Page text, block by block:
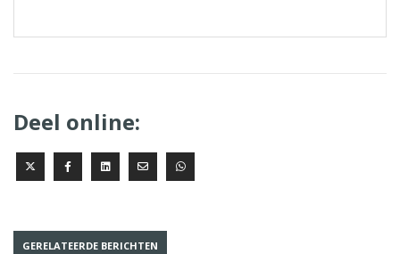
Deel online:
GERELATEERDE BERICHTEN